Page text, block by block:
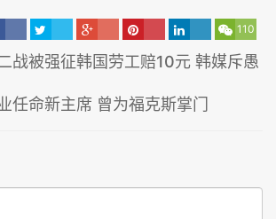
110
战被强征韩国劳工赔10元 韩媒斥愚
任命新主席 曾为福克斯掌门